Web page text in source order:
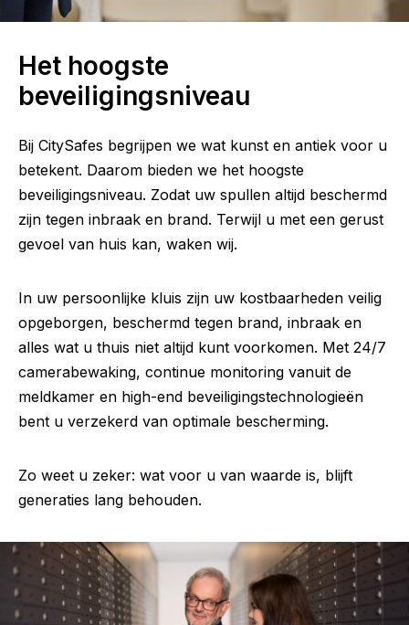
Het hoogste
beveiligingsniveau
Bij CitySafes begrijpen we wat kunst en antiek voor u
betekent. Daarom bieden we het hoogste
beveiligingsniveau. Zodat uw spullen altijd beschermd
zijn tegen inbraak en brand. Terwijl u met een gerust
gevoel van huis kan, waken wij.
In uw persoonlijke kluis zijn uw kostbaarheden veilig
opgeborgen, beschermd tegen brand, inbraak en
alles wat u thuis niet altijd kunt voorkomen. Met 24/7
camerabewaking, continue monitoring vanuit de
meldkamer en high-end beveiligingstechnologieën
bent u verzekerd van optimale bescherming.
Zo weet u zeker: wat voor u van waarde is, blijft
generaties lang behouden.